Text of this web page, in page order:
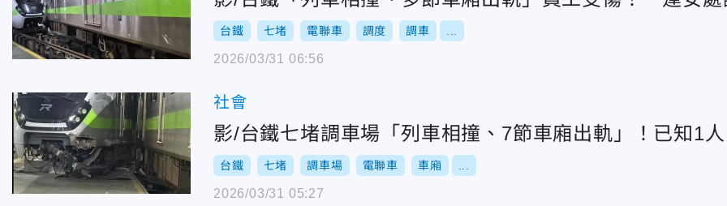
台鐵 七堵 電聯車 調度 調車
2026/03/31 06:56
社會
影/台鐵七堵調車場「列車相撞、7節車廂出軌」！已知1
台鐵 七堵 調車場 電聯車 車廂
2026/03/31 05:27